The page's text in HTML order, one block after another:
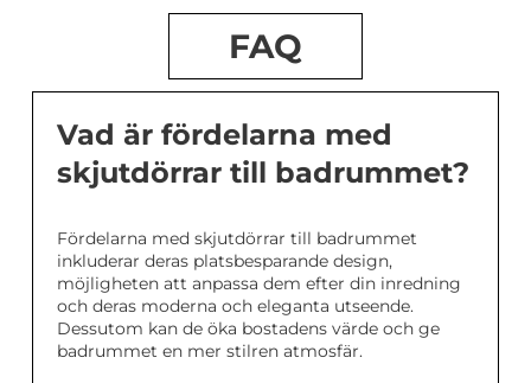
FAQ
Vad är fördelarna med
skjutdörrar till badrummet?
Fördelarna med skjutdörrar till badrummet
inkluderar deras platsbesparande design,
möjligheten att anpassa dem efter din inredning
och deras moderna och eleganta utseende.
Dessutom kan de öka bostadens värde och ge
badrummet en mer stilren atmosfär.